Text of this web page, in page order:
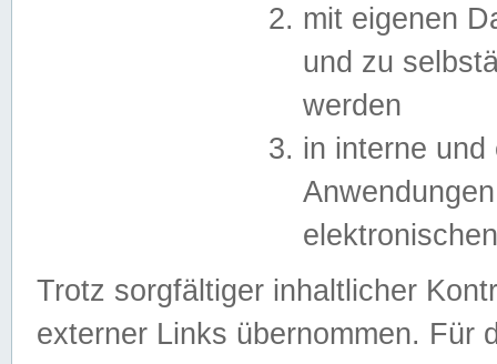
mit eigenen
und zu
werden
in interne
Trotz sorgfältiger inhaltlicher
externer Links übernommen. Für